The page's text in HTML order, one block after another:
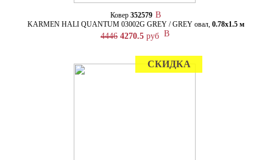
Ковер 352579
KARMEN HALI QUANTUM 03002G GREY / GREY овал, 0.78х1.5 м
4446 4270.5 руб
СКИДКА